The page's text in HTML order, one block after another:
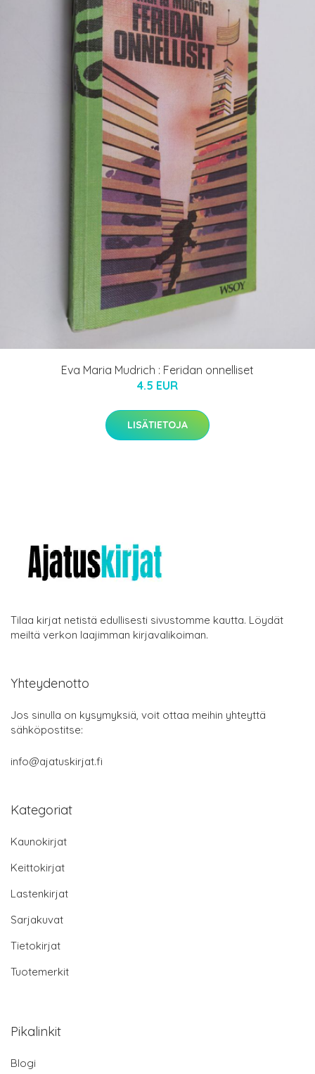
Eva Maria Mudrich : Feridan onnelliset
4.5 EUR
LISÄTIETOJA
Tilaa kirjat netistä edullisesti sivustomme kautta. Löydät
meiltä verkon laajimman kirjavalikoiman.
Yhteydenotto
Jos sinulla on kysymyksiä, voit ottaa meihin yhteyttä
sähköpostitse:
info@ajatuskirjat.fi
Kategoriat
Kaunokirjat
Keittokirjat
Lastenkirjat
Sarjakuvat
Tietokirjat
Tuotemerkit
Pikalinkit
Blogi